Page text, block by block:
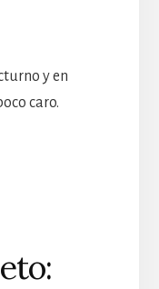
y en
caro.